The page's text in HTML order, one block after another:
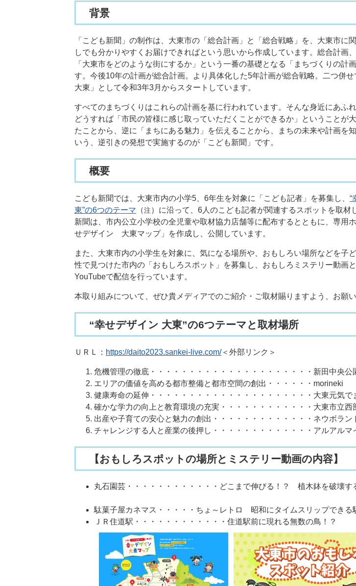
背景
「こども新聞」の制作は、大東市の「総合計画」と「総合戦略」を、大東市に
しでも分かりやすくお届けできればという思いから作成しています。総合計画、
「大東市をどのような街にするか」という一番の基礎となる「まちづくりの計
す。今後10年の計画が総合計画。より具体化した5年計画が総合戦略。二つ併
大東」として令和3年3月からスタートしています。
すべてのまちづくりはこれらの計画を基に行われています。そんな身近にあふれ
どうすれば「市民の皆様に感じ取っていただくことができるか」ということが
たことから、逆に「まちにある魅力」を伝えることから、まちの未来や計画を
いう、逆引きの発想で実施するのが「こども新聞」です。
概要
こども新聞では、大東市内の小学5、6年生を対象に「こども記者」を募集し、 “
東”の6つのテーマ （注）に沿って、6人のこども記者が関連するスポットを取材
新聞は、市内公立小学校の全児童や取材協力店舗等に配布するとともに、専用
せデザイン 大東マップ」を作成し、公開しています。
また、大東市内の小学生を対象に、気になる場所や、おもしろい場所などを子
性で見つけた市内の「おもしろスポット」を募集し、おもしろミステリー動画
YouTubeで配信を行っています。
本取り組みについて、ぜひ貴メディアでのご紹介・ご取材賜りますよう、お願い
“幸せデザイン 大東”の6つテーマと取材場所
ＵＲＬ： https://daito2023.sankei-live.com/＜外部リンク＞
危機管理の徹底・・・・・・・・・・・・・・・・・・・・・新田中央公
エリアの価値を高める都市整備と都市空間の創出・・・・・・morineki
健康寿命の延伸・・・・・・・・・・・・・・・・・・・・・大東元気で
確かな学力の向上と教育環境の充実・・・・・・・・・・・・大東市立西
出産や子育ての安心と魅力の創出・・・・・・・・・・・・・ネウボラン
チャレンジする人と産業の後押し・・・・・・・・・・・・・アルアルマ
【おもしろスポットの場所とミステリー動画の内容】
丸石園芸・・・・・・・・・・・・どこまで伸びる！？ 植木鉢
駄菓子屋カネマス・・・・・ちょ～レトロ 昭和にタイムスリップできる
ＪＲ住道駅・・・・・・・・・・・・住道駅前に現れる無数の鳥！？